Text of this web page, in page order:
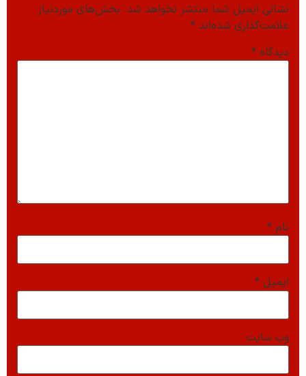
نشانی ایمیل شما منتشر نخواهد شد. بخش‌های موردنیاز
علامت‌گذاری شده‌اند *
دیدگاه *
نام *
ایمیل *
وب‌ سایت